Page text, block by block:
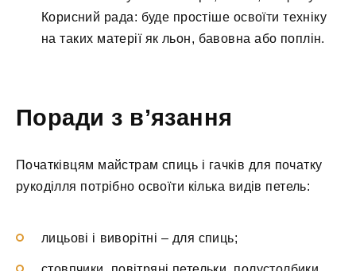
Корисний рада: буде простіше освоїти техніку
на таких матерії як льон, бавовна або поплін.
Поради з в’язання
Початківцям майстрам спиць і гачків для початку
рукоділля потрібно освоїти кілька видів петель:
лицьові і виворітні – для спиць;